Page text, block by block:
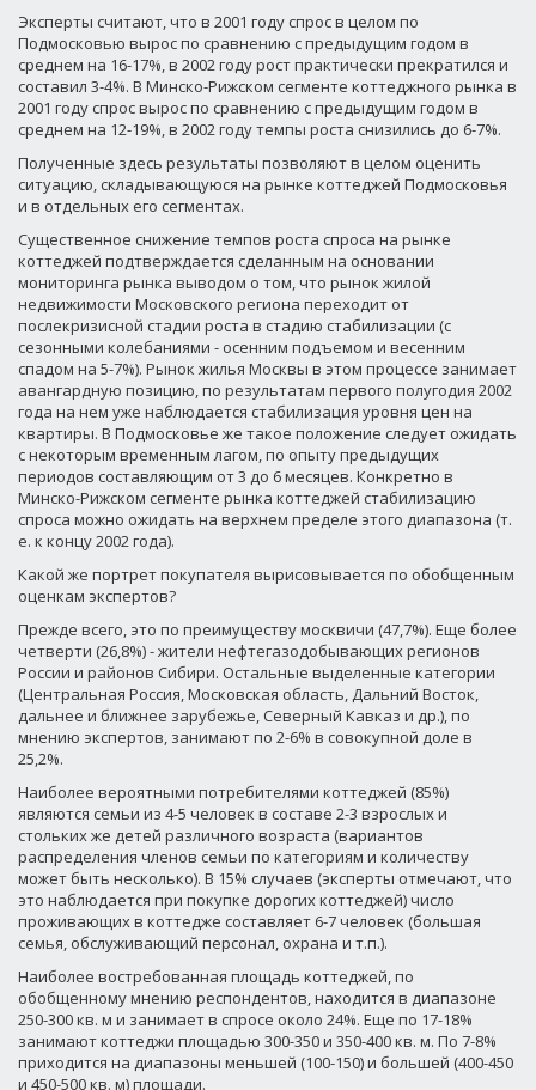
Эксперты считают, что в 2001 году спрос в целом по
Подмосковью вырос по сравнению с предыдущим годом в
среднем на 16-17%, в 2002 году рост практически прекратился и
составил 3-4%. В Минско-Рижском сегменте коттеджного рынка в
2001 году спрос вырос по сравнению с предыдущим годом в
среднем на 12-19%, в 2002 году темпы роста снизились до 6-7%.
Полученные здесь результаты позволяют в целом оценить
ситуацию, складывающуюся на рынке коттеджей Подмосковья
и в отдельных его сегментах.
Существенное снижение темпов роста спроса на рынке
коттеджей подтверждается сделанным на основании
мониторинга рынка выводом о том, что рынок жилой
недвижимости Московского региона переходит от
послекризисной стадии роста в стадию стабилизации (с
сезонными колебаниями - осенним подъемом и весенним
спадом на 5-7%). Рынок жилья Москвы в этом процессе занимает
авангардную позицию, по результатам первого полугодия 2002
года на нем уже наблюдается стабилизация уровня цен на
квартиры. В Подмосковье же такое положение следует ожидать
с некоторым временным лагом, по опыту предыдущих
периодов составляющим от 3 до 6 месяцев. Конкретно в
Минско-Рижском сегменте рынка коттеджей стабилизацию
спроса можно ожидать на верхнем пределе этого диапазона (т.
е. к концу 2002 года).
Какой же портрет покупателя вырисовывается по обобщенным
оценкам экспертов?
Прежде всего, это по преимуществу москвичи (47,7%). Еще более
четверти (26,8%) - жители нефтегазодобывающих регионов
России и районов Сибири. Остальные выделенные категории
(Центральная Россия, Московская область, Дальний Восток,
дальнее и ближнее зарубежье, Северный Кавказ и др.), по
мнению экспертов, занимают по 2-6% в совокупной доле в
25,2%.
Наиболее вероятными потребителями коттеджей (85%)
являются семьи из 4-5 человек в составе 2-3 взрослых и
стольких же детей различного возраста (вариантов
распределения членов семьи по категориям и количеству
может быть несколько). В 15% случаев (эксперты отмечают, что
это наблюдается при покупке дорогих коттеджей) число
проживающих в коттедже составляет 6-7 человек (большая
семья, обслуживающий персонал, охрана и т.п.).
Наиболее востребованная площадь коттеджей, по
обобщенному мнению респондентов, находится в диапазоне
250-300 кв. м и занимает в спросе около 24%. Еще по 17-18%
занимают коттеджи площадью 300-350 и 350-400 кв. м. По 7-8%
приходится на диапазоны меньшей (100-150) и большей (400-450
и 450-500 кв. м) площади.